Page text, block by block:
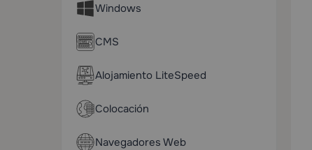
Windows
CMS
Alojamiento LiteSpeed
Colocación
Navegadores Web